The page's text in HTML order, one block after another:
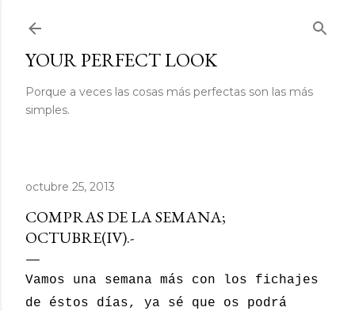
YOUR PERFECT LOOK
Porque a veces las cosas más perfectas son las más
simples.
octubre 25, 2013
COMPRAS DE LA SEMANA;
OCTUBRE(IV).-
Vamos una semana más con los fichajes
de éstos días, ya sé que os podrá